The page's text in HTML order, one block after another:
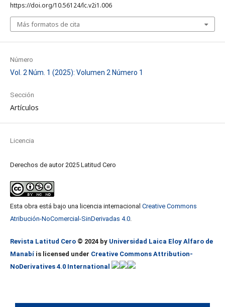
https://doi.org/10.56124/lc.v2i1.006
Más formatos de cita
Número
Vol. 2 Núm. 1 (2025): Volumen 2 Número 1
Sección
Artículos
Licencia
Derechos de autor 2025 Latitud Cero
Esta obra está bajo una licencia internacional Creative Commons
Atribución-NoComercial-SinDerivadas 4.0.
Revista Latitud Cero © 2024 by Universidad Laica Eloy Alfaro de
Manabí is licensed under Creative Commons Attribution-
NoDerivatives 4.0 International